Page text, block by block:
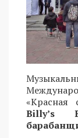
«Красная
Billy’s